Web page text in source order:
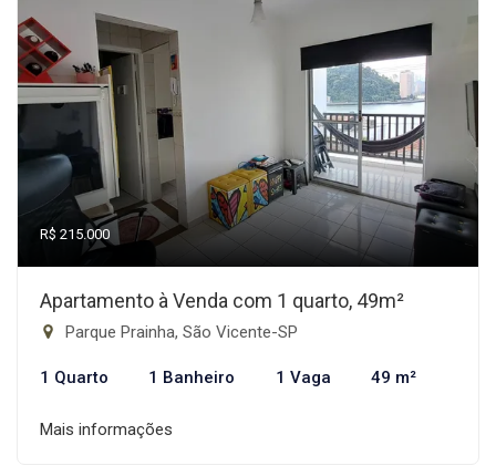
R$ 215.000
Apartamento à Venda com 1 quarto, 49m²
Parque Prainha, São Vicente-SP
1 Quarto 1 Banheiro 1 Vaga 49 m²
Mais informações